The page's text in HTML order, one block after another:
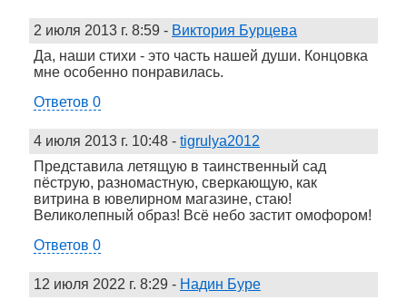
2 июля 2013 г. 8:59 - Виктория Бурцева
Да, наши стихи - это часть нашей души. Концовка
мне особенно понравилась.
Ответов 0
4 июля 2013 г. 10:48 - tigrulya2012
Представила летящую в таинственный сад
пёструю, разномастную, сверкающую, как
витрина в ювелирном магазине, стаю!
Великолепный образ! Всё небо застит омофором!
Ответов 0
12 июля 2022 г. 8:29 - Надин Буре